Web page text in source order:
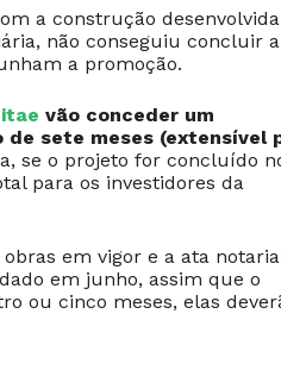
a construção desenvolvida
não conseguiu concluir a
a promoção.
vão conceder um
de sete meses (extensível
se o projeto for concluído
para os investidores da
em vigor e a ata
em junho, assim que o
ou cinco meses, elas